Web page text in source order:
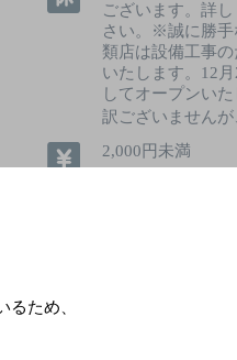
ございます。詳
さい。※誠に勝手
類店は設備工事
いたします。12
してオープンい
訳ございません
2,000円未満
ため、